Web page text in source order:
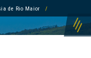
de Rio Maior /